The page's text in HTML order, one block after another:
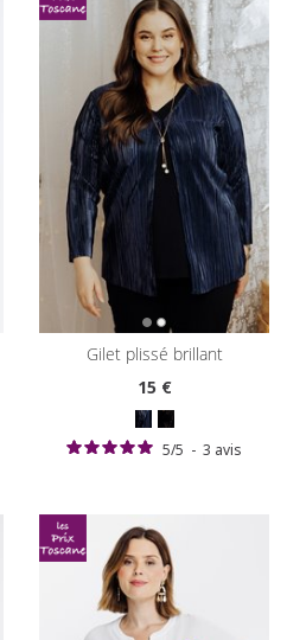
gilet plissé brillant
15€
5/5 - 3 avis